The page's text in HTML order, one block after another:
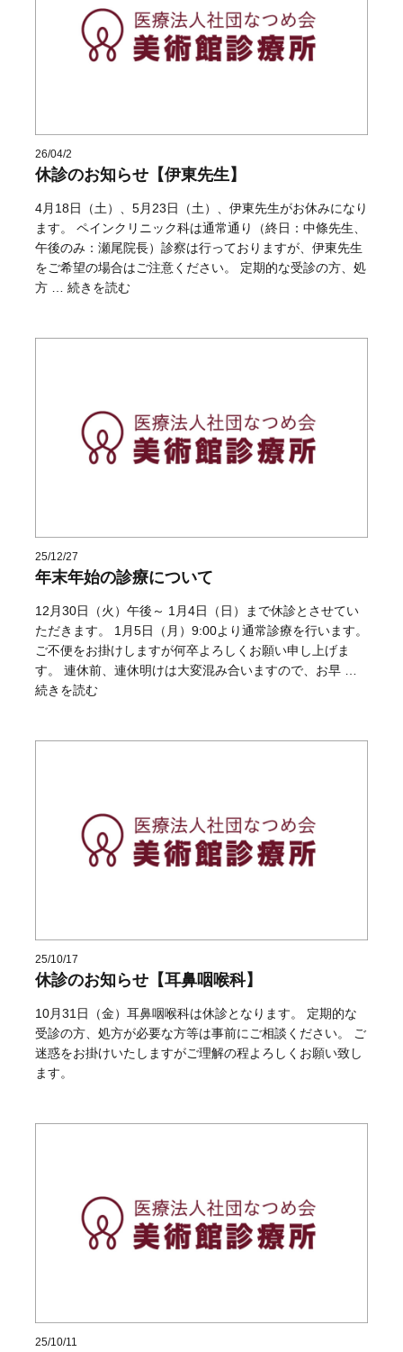
26/04/2
休診のお知らせ【伊東先生】
4月18日（土）、5月23日（土）、伊東先生がお休みになり
ます。 ペインクリニック科は通常通り（終日：中條先生、
午後のみ：瀬尾院長）診察は行っておりますが、伊東先生
をご希望の場合はご注意ください。 定期的な受診の方、処
方 … “休診のお知らせ【伊東先生】” の
続きを読む
25/12/27
年末年始の診療について
12月30日（火）午後～ 1月4日（日）まで休診とさせてい
ただきます。 1月5日（月）9:00より通常診療を行います。
ご不便をお掛けしますが何卒よろしくお願い申し上げま
す。 連休前、連休明けは大変混み合いますので、お早 …
“年末年始の診療について” の
続きを読む
25/10/17
休診のお知らせ【耳鼻咽喉科】
10月31日（金）耳鼻咽喉科は休診となります。 定期的な
受診の方、処方が必要な方等は事前にご相談ください。 ご
迷惑をお掛けいたしますがご理解の程よろしくお願い致し
ます。
25/10/11